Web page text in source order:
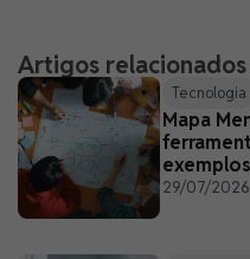
Artigos relacionados
Tecnologia
Mapa
29/07/2026